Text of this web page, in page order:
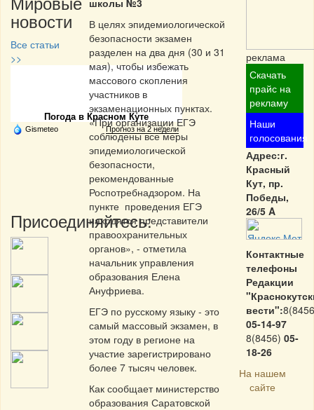
новости
Все статьи
>>
Частная реклама
Погода в Красном Куте
Gismeteo Прогноз на 2 недели
Присоединяйтесь:
школы №3
В целях эпидемиологической
безопасности экзамен
разделен на два дня (30 и 31
мая), чтобы избежать
массового скопления
участников в
экзаменационных пунктах.
«При организации ЕГЭ
соблюдены все меры
эпидемиологической
безопасности,
рекомендованные
Роспотребнадзором. На
пункте проведения ЕГЭ
находятся представители
правоохранительных
органов», - отметила
начальник управления
образования Елена
Ануфриева.
ЕГЭ по русскому языку - это
самый массовый экзамен, в
этом году в регионе на
участие зарегистрировано
более 7 тысяч человек.
Как сообщает министерство
образования Саратовской
реклама
Скачать
прайс на
рекламу
Наши
голосования
Адрес:г.
Красный
Кут, пр.
Победы,
26/5 A
Контактные
телефоны
Редакции
вести":
05-14-97
8(8456) 05-
18-26
На нашем
сайте